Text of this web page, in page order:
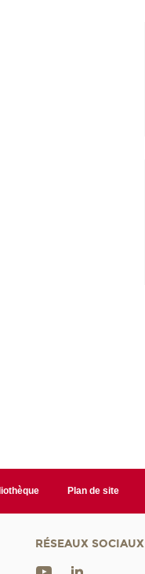
Plan de site
RÉSEAUX SOCIAUX